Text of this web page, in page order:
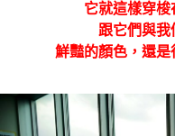
它就這樣穿梭
跟它們與我
鮮豔的顏色，還是